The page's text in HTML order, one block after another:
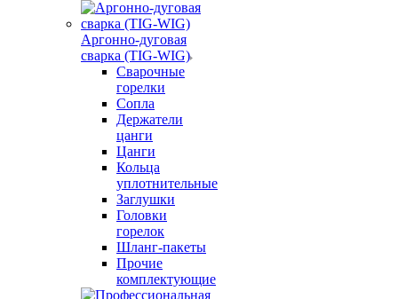
Аргонно-дуговая
сварка (TIG-WIG)
Сварочные
горелки
Сопла
Держатели
цанги
Цанги
Кольца
уплотнительные
Заглушки
Головки
горелок
Шланг-пакеты
Прочие
комплектующие